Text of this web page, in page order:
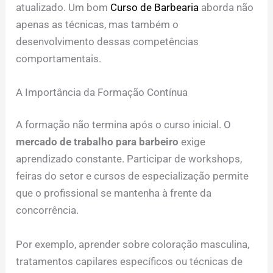
atualizado. Um bom Curso de Barbearia aborda não
apenas as técnicas, mas também o
desenvolvimento dessas competências
comportamentais.
A Importância da Formação Contínua
A formação não termina após o curso inicial. O
mercado de trabalho para barbeiro exige
aprendizado constante. Participar de workshops,
feiras do setor e cursos de especialização permite
que o profissional se mantenha à frente da
concorrência.
Por exemplo, aprender sobre coloração masculina,
tratamentos capilares específicos ou técnicas de